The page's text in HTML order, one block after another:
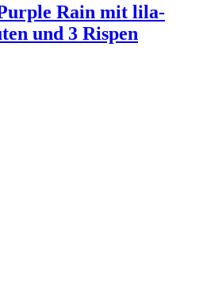
Rain mit lila-
und 3 Rispen